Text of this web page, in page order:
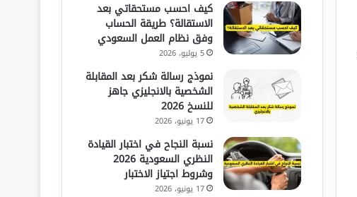
كيف احسب مستحقاتي بعد
الاستقالة؟ طريقة الحساب
وفق نظام العمل السعودي
5 يوليو، 2026
نموذج رسالة شكر بعد المقابلة
الشخصية بالانجليزي جاهز
للنسخ 2026
17 يونيو، 2026
نسبة النجاح في اختبار القيادة
النظري السعودية 2026
وشروط اجتياز الاختبار
17 يونيو، 2026